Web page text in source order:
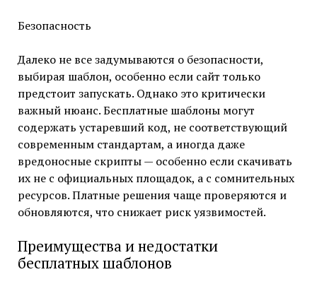
Безопасность
Далеко не все задумываются о безопасности,
выбирая шаблон, особенно если сайт только
предстоит запускать. Однако это критически
важный нюанс. Бесплатные шаблоны могут
содержать устаревший код, не соответствующий
современным стандартам, а иногда даже
вредоносные скрипты — особенно если скачивать
их не с официальных площадок, а с сомнительных
ресурсов. Платные решения чаще проверяются и
обновляются, что снижает риск уязвимостей.
Преимущества и недостатки
бесплатных шаблонов